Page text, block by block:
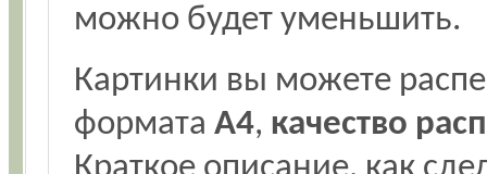
можно будет уменьшить.
Картинки вы можете
формата А4, качество